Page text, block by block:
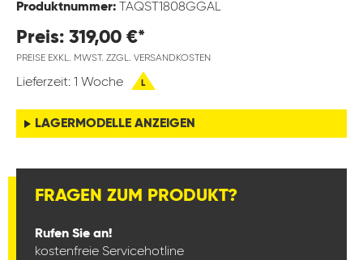
Produktnummer: TAQST1808GGAL
Preis: 319,00 €*
PREISE EXKL. MWST. ZZGL. VERSANDKOSTEN
Lieferzeit: 1 Woche L
LAGERMODELLE ANZEIGEN
FRAGEN ZUM PRODUKT?
Rufen Sie an!
kostenfreie Servicehotline